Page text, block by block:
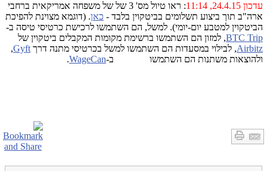
עדכון 24.4.15, 11:14
: ראו טיול מס' 3 של של משפחה אמריקאית ברחבי
ארה"ב תוך ביצוע תשלומים בביטקוין בלבד - כאן. (דוגמא מצוינת להפיכת
הביטקוין למטבע יום-יומי). למשל, הם השתמשו לרכישת כרטיסי טיסה ב-
BTC Trip, למזון הם השתמשו ברשימת מקומות המקבלים ביטקוין של
Airbitz, לבילוי במסעדות הם השתמשו למשל בכרטיסי מתנה דרך Gyft
,
ולהוצאות משתנות הם השתמשו ב-WageCan
.